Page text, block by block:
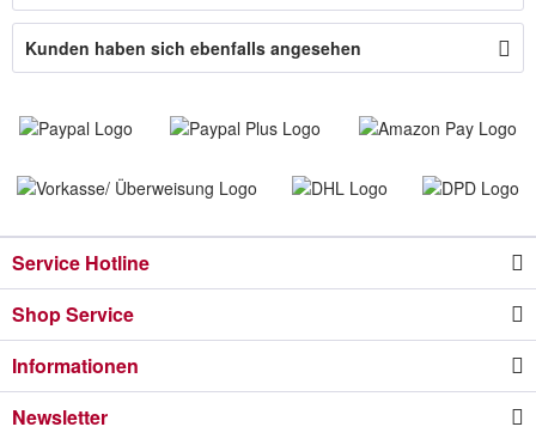
Kunden haben sich ebenfalls angesehen
Service Hotline
Shop Service
Informationen
Newsletter